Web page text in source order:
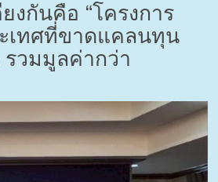
กันคือ “โครงการ
เทศที่ขาดแคลนทุน
วมมูลค่ากว่า